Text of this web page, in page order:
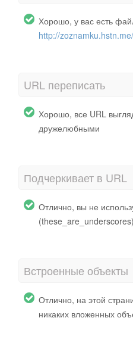
Хорошо, у вас есть
http://
URL переписать
Хорошо, все URL
дружелюбными
Подчеркивает в URL
Отлично, вы не
Встроенные объекты
Отлично, на этой
никаких вложенных